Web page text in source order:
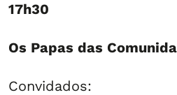
17h30
Os Papas das
Convidados: